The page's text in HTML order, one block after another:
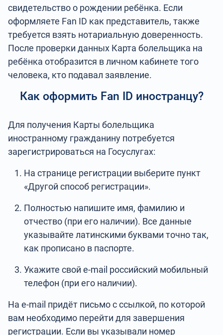
свидетельство о рождении ребёнка. Если
оформляете Fan ID как представитель, также
требуется взять нотариальную доверенность.
После проверки данных Карта болельщика на
ребёнка отобразится в личном кабинете того
человека, кто подавал заявление.
Как оформить Fan ID иностранцу?
Для получения Карты болельщика
иностранному гражданину потребуется
зарегистрироваться на Госуслугах:
На странице регистрации выберите пункт
«Другой способ регистрации».
Полностью напишите имя, фамилию и
отчество (при его наличии). Все данные
указывайте латинскими буквами точно так,
как прописано в паспорте.
Укажите свой e-mail российский мобильный
телефон (при его наличии).
На e-mail придёт письмо с ссылкой, по которой
вам необходимо перейти для завершения
регистрации. Если вы указывали номер